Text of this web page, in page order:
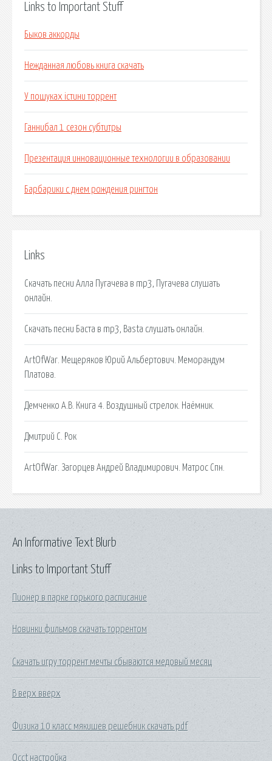
Links to Important Stuff
Быков аккорды
Нежданная любовь книга скачать
У пошуках істини торрент
Ганнибал 1 сезон субтитры
Презентация инновационные технологии в образовании
Барбарики с днем рождения рингтон
Links
Скачать песни Алла Пугачева в mp3, Пугачева слушать
онлайн.
Скачать песни Баста в mp3, Basta слушать онлайн.
ArtOfWar. Мещеряков Юрий Альбертович. Меморандум
Платова.
Демченко А.В. Книга 4. Воздушный стрелок. Наёмник.
Дмитрий C. Рок
ArtOfWar. Загорцев Андрей Владимирович. Матрос Спн.
Links to Important Stuff
Пионер в парке горького расписание
Новинки фильмов скачать торрентом
Скачать игру торрент мечты сбываются медовый месяц
В верх вверх
Физика 10 класс мякишев решебник скачать pdf
Occt настройка
An Informative Text Blurb